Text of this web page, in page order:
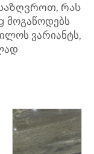
რას
მოგაწოდებს
ვარიანტს,